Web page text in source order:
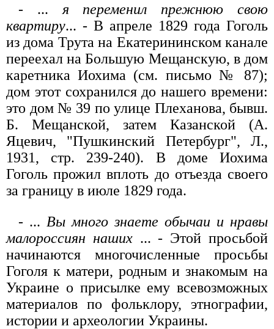
- ... я переменил прежнюю свою
квартиру... - В апреле 1829 года Гоголь
из дома Трута на Екатерининском канале
переехал на Большую Мещанскую, в дом
каретника Иохима (см. письмо № 87);
дом этот сохранился до нашего времени:
это дом № 39 по улице Плеханова, бывш.
Б. Мещанской, затем Казанской (А.
Яцевич, "Пушкинский Петербург", Л.,
1931, стр. 239-240). В доме Иохима
Гоголь прожил вплоть до отъезда своего
за границу в июле 1829 года.
- ... Вы много знаете обычаи и нравы
малороссиян наших ... - Этой просьбой
начинаются многочисленные просьбы
Гоголя к матери, родным и знакомым на
Украине о присылке ему всевозможных
материалов по фольклору, этнографии,
истории и археологии Украины.